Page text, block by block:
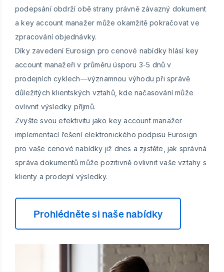
podepsání obdrží obě strany právně závazný dokument
a key account manažer může okamžitě pokračovat ve
zpracování objednávky.
Díky zavedení Eurosign pro cenové nabídky hlásí key
account manažeři v průměru úsporu 3-5 dnů v
prodejních cyklech—významnou výhodu při správě
důležitých klientských vztahů, kde načasování může
ovlivnit výsledky příjmů.
Zvyšte svou efektivitu jako key account manažer
implementací řešení elektronického podpisu Eurosign
pro vaše cenové nabídky již dnes a zjistěte, jak správná
správa dokumentů může pozitivně ovlivnit vaše vztahy s
klienty a prodejní výsledky.
Prohlédněte si naše nabídky